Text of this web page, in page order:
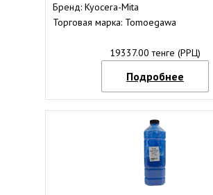
Бренд: Kyocera-Mita
Торговая марка: Tomoegawa
19337.00 тенге (РРЦ)
Подробнее